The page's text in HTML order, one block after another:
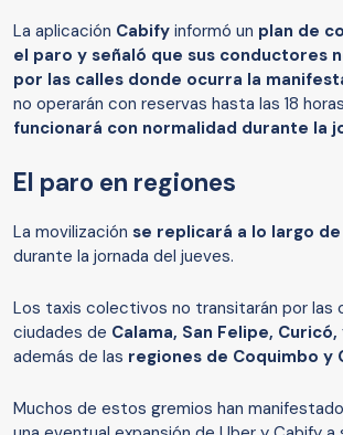
La aplicación Cabify informó un plan de
el paro y señaló que sus conductores
por las calles donde ocurra la
no operarán con reservas hasta las 18
funcionará con normalidad durante la
El paro en regiones
La movilización se replicará a lo largo
durante la jornada del jueves.
Los taxis colectivos no transitarán por las
ciudades de Calama, San Felipe,
además de las regiones de Coquimbo y
Muchos de estos gremios han